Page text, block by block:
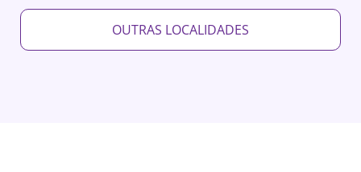
OUTRAS LOCALIDADES